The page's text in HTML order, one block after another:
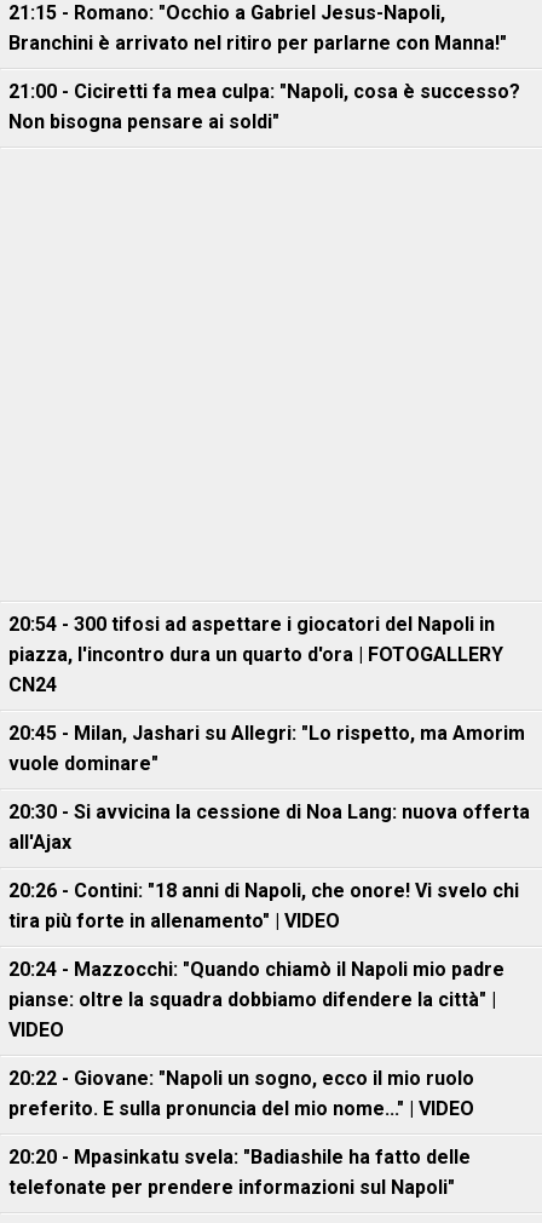
21:15 - Romano: "Occhio a Gabriel Jesus-Napoli,
Branchini è arrivato nel ritiro per parlarne con Manna!"
21:00 - Ciciretti fa mea culpa: "Napoli, cosa è successo?
Non bisogna pensare ai soldi"
20:54 - 300 tifosi ad aspettare i giocatori del Napoli in
piazza, l'incontro dura un quarto d'ora | FOTOGALLERY
CN24
20:45 - Milan, Jashari su Allegri: "Lo rispetto, ma Amorim
vuole dominare"
20:30 - Si avvicina la cessione di Noa Lang: nuova offerta
all'Ajax
20:26 - Contini: "18 anni di Napoli, che onore! Vi svelo chi
tira più forte in allenamento" | VIDEO
20:24 - Mazzocchi: "Quando chiamò il Napoli mio padre
pianse: oltre la squadra dobbiamo difendere la città" |
VIDEO
20:22 - Giovane: "Napoli un sogno, ecco il mio ruolo
preferito. E sulla pronuncia del mio nome..." | VIDEO
20:20 - Mpasinkatu svela: "Badiashile ha fatto delle
telefonate per prendere informazioni sul Napoli"